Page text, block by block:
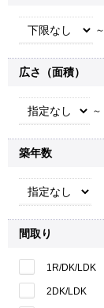
～
広さ（面積）
～
築年数
間取り
1R/DK/LDK
2DK/LDK